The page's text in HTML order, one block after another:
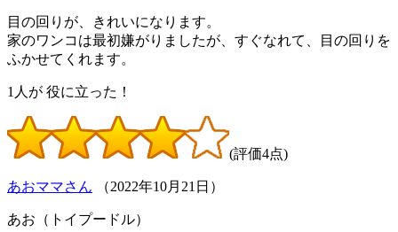
目の回りが、きれいになります。
家のワンコは最初嫌がりましたが、すぐなれて、目の回りを
ふかせてくれます。
1 人が 役に立った！
(評価4点)
あおママさん （2022年10月 21 日）
あお（トイプードル）